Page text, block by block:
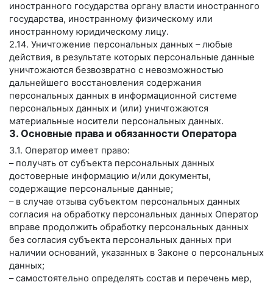
иностранного государства органу власти иностранного
государства, иностранному физическому или
иностранному юридическому лицу.
2.14. Уничтожение персональных данных – любые
действия, в результате которых персональные данные
уничтожаются безвозвратно с невозможностью
дальнейшего восстановления содержания
персональных данных в информационной системе
персональных данных и (или) уничтожаются
материальные носители персональных данных.
3. Основные права и обязанности Оператора
3.1. Оператор имеет право:
– получать от субъекта персональных данных
достоверные информацию и/или документы,
содержащие персональные данные;
– в случае отзыва субъектом персональных данных
согласия на обработку персональных данных Оператор
вправе продолжить обработку персональных данных
без согласия субъекта персональных данных при
наличии оснований, указанных в Законе о персональных
данных;
– самостоятельно определять состав и перечень мер,